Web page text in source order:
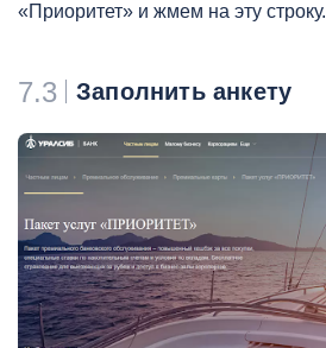
«Приоритет» и жмем на эту строку.
7.3 Заполнить анкету